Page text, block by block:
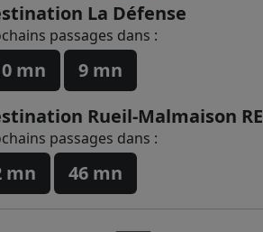
La Défense
passages dans :
mn
9 mn
Rueil-Malmaison
passages dans :
mn 46 mn